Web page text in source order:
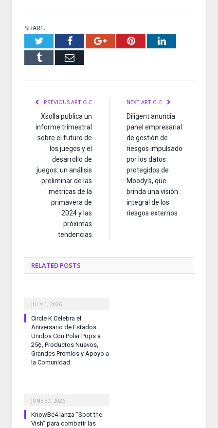
SHARE.
TwitterFacebookGoogle+PinterestLinkedIn
Tumblr Email
PREVIOUS ARTICLE
Xsolla publica un
informe trimestral
sobre el futuro de
los juegos y el
desarrollo de
juegos: un análisis
preliminar de las
métricas de la
primavera de
2024 y las
próximas
tendencias
NEXT ARTICLE
Diligent anuncia
panel empresarial
de gestión de
riesgos impulsado
por los datos
protegidos de
Moody’s, que
brinda una visión
integral de los
riesgos externos
RELATED POSTS
JULY 1, 2026
Circle K Celebra el
Aniversario de Estados
Unidos Con Polar Pops a
25¢, Productos Nuevos,
Grandes Premios y Apoyo a
la Comunidad
JUNE 30, 2026
KnowBe4 lanza “Spot the
Vish” para combatir las